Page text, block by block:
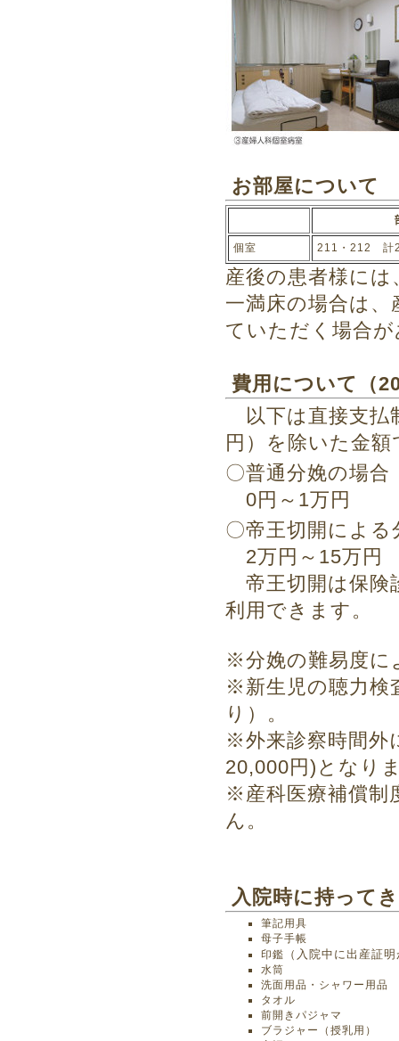
お部屋について
個室 211・212 計
産後の患者様に
一満床の場合は
ていただく場合
費用について（
以下は直接支払
円）を除いた金額
〇普通分娩の場合
0円～1万円
〇帝王切開による
2万円～15万円
帝王切開は保険
利用できます。
※分娩の難易度に
※新生児の聴力検
り）。
※外来診察時間外
20,000円)となり
※産科医療補償制
ん。
入院時に持って
筆記用具
母子手帳
印鑑
（入院中に出産証
水筒
洗面用品・シャワー用品
タオル
前開きパジャマ
ブラジャー（授乳用）